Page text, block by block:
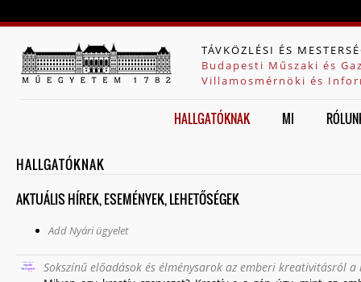
TÁVKÖZLÉSI ÉS
Budapesti Műszaki és
Villamosmérnöki és
HALLGATÓKNAK MI
HALLGATÓKNAK
AKTUÁLIS HÍREK, ESEMÉNYEK, LEHETŐSÉGEK
Add Nyári ügyelet
Sokszínű előadások és élménysarok az emberi kreativitásról